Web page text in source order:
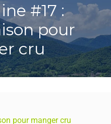
#17 :
pour
cru
pour manger cru